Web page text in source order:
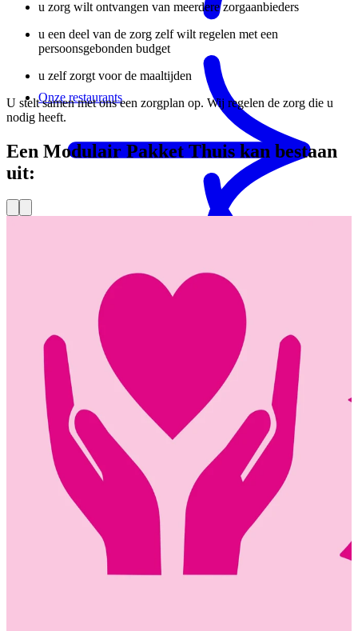
Onze restaurants
u zorg wilt ontvangen van meerdere zorgaanbieders
u een deel van de zorg zelf wilt regelen met een
persoonsgebonden budget
u zelf zorgt voor de maaltijden
U stelt samen met ons een zorgplan op. Wij regelen de zorg die u
nodig heeft.
Een Modulair Pakket Thuis kan bestaan
uit: